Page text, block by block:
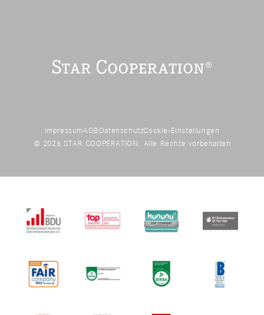
ImpressumAGB DatenschutzCookie-Einstellungen
© 2026 STAR COOPERATION. Alle Rechte vorbehalten